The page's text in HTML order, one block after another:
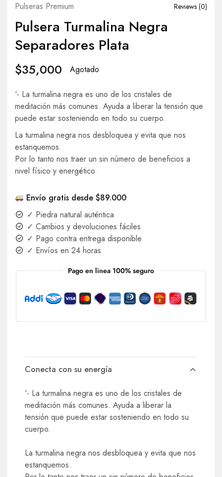
Pulseras Premium Reviews (0)
Pulsera Turmalina Negra
Separadores Plata
$35,000 Agotado
‘- La turmalina negra es uno de los cristales de
meditación más comunes. Ayuda a liberar la tensión que
puede estar sosteniendo en todo su cuerpo.
La turmalina negra nos desbloquea y evita que nos
estanquemos.
Por lo tanto nos traer un sin número de beneficios a
nivel físico y energético.
Envío gratis desde $89.000
✓ Piedra natural auténtica
✓ Cambios y devoluciones fáciles
✓ Pago contra entrega disponible
✓ Envíos en 24 horas
Pago en linea 100% seguro
Conecta con su energía
‘- La turmalina negra es uno de los cristales de
meditación más comunes. Ayuda a liberar la
tensión que puede estar sosteniendo en todo su
cuerpo.
La turmalina negra nos desbloquea y evita que nos
estanquemos.